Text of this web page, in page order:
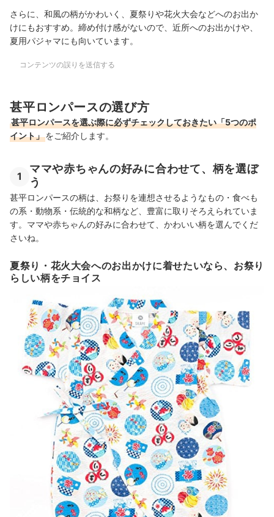
さらに、和風の柄がかわいく、夏祭りや花火大会などへのお出か
けにもおすすめ。締め付け感がないので、近所へのお出かけや、
夏用パジャマにも向いています。
コンテンツの誤りを送信する
甚平ロンパースの選び方
甚平ロンパースを選ぶ際に必ずチェックしておきたい「5つのポ
イント」をご紹介します。
1
ママや赤ちゃんの好みに合わせて、柄を選ぼ
う
甚平ロンパースの柄は、お祭りを連想させるようなもの・食べも
の系・動物系・伝統的な和柄など、豊富に取りそろえられていま
す。ママや赤ちゃんの好みに合わせて、かわいい柄を選んでくだ
さいね。
夏祭り・花火大会へのお出かけに着せたいなら、お祭り
らしい柄をチョイス